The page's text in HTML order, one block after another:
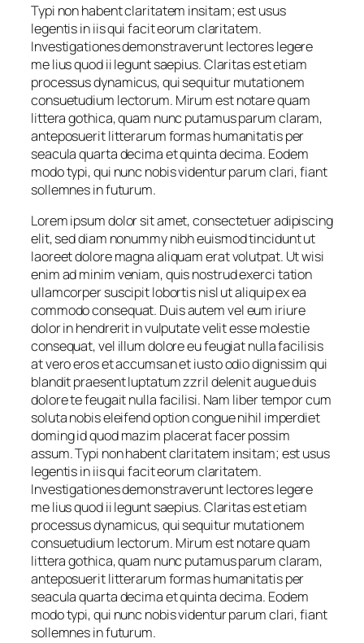
Typi non habent claritatem insitam; est usus
legentis in iis qui facit eorum claritatem.
Investigationes demonstraverunt lectores legere
me lius quod ii legunt saepius. Claritas est etiam
processus dynamicus, qui sequitur mutationem
consuetudium lectorum. Mirum est notare quam
littera gothica, quam nunc putamus parum claram,
anteposuerit litterarum formas humanitatis per
seacula quarta decima et quinta decima. Eodem
modo typi, qui nunc nobis videntur parum clari, fiant
sollemnes in futurum.
Lorem ipsum dolor sit amet, consectetuer adipiscing
elit, sed diam nonummy nibh euismod tincidunt ut
laoreet dolore magna aliquam erat volutpat. Ut wisi
enim ad minim veniam, quis nostrud exerci tation
ullamcorper suscipit lobortis nisl ut aliquip ex ea
commodo consequat. Duis autem vel eum iriure
dolor in hendrerit in vulputate velit esse molestie
consequat, vel illum dolore eu feugiat nulla facilisis
at vero eros et accumsan et iusto odio dignissim qui
blandit praesent luptatum zzril delenit augue duis
dolore te feugait nulla facilisi. Nam liber tempor cum
soluta nobis eleifend option congue nihil imperdiet
doming id quod mazim placerat facer possim
assum. Typi non habent claritatem insitam; est usus
legentis in iis qui facit eorum claritatem.
Investigationes demonstraverunt lectores legere
me lius quod ii legunt saepius. Claritas est etiam
processus dynamicus, qui sequitur mutationem
consuetudium lectorum. Mirum est notare quam
littera gothica, quam nunc putamus parum claram,
anteposuerit litterarum formas humanitatis per
seacula quarta decima et quinta decima. Eodem
modo typi, qui nunc nobis videntur parum clari, fiant
sollemnes in futurum.